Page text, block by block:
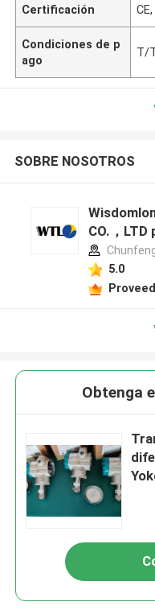
Certificación
Condiciones de p
ago
T/
SOBRE NOSOTROS
CO.，
5.0
Obtenga